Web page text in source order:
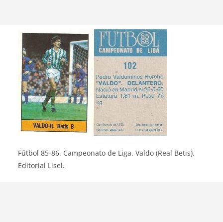
Fútbol 85-86. Campeonato de Liga. Valdo (Real Betis).
Editorial Lisel.